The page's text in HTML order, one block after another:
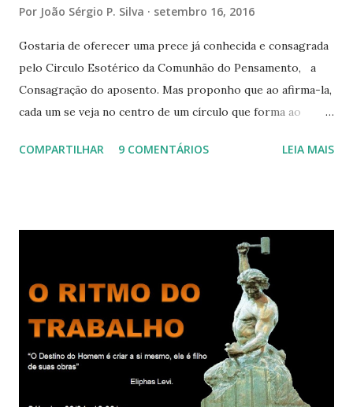
Por João Sérgio P. Silva setembro 16, 2016
Gostaria de oferecer uma prece já conhecida e consagrada
pelo Circulo Esotérico da Comunhão do Pensamento, a
Consagração do aposento. Mas proponho que ao afirma-la,
cada um se veja no centro de um círculo que forma ao
cada um de nós mesmos. Um círculo que cresce e se
relacionamos e vai se ampliando e tocando os círculos
iluminados daqueles com que cooperamos, formando um
círculo cada vez maior de Paz e Harmonia. CONSAGRAÇÃO
DO APOSENTO Dentro do Círculo Infinito da Divina
Presença que me envolve inteiramente Afirmo: Há uma só
presença aqui: é a presença da Harmonia, que faz vibrar
todos os corações de Felicidade e Alegria. Quem quer que
aqui entre, sentirá as vibrações da Divina Harmonia. Há uma
COMPARTILHAR 9 COMENTÁRIOS LEIA MAIS